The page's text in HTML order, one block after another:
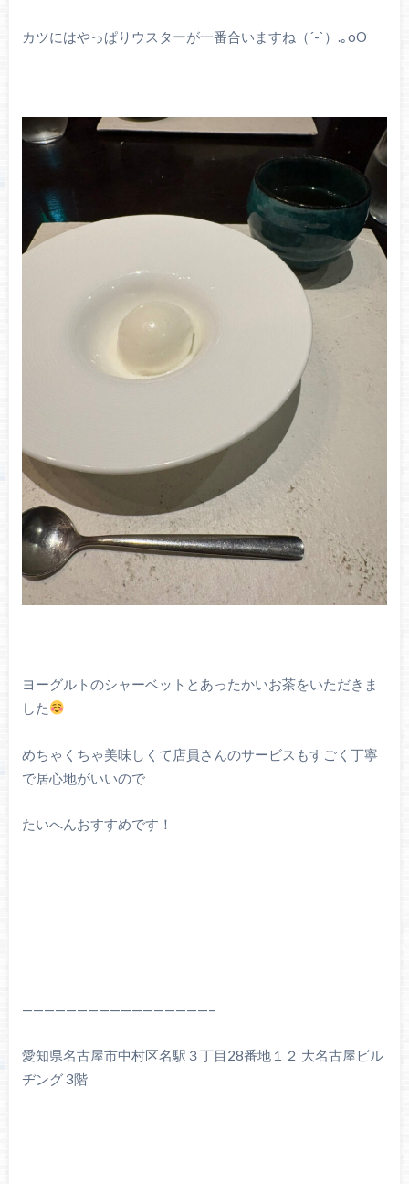
カツにはやっぱりウスターが一番合いますね（´-`）.｡oO
ヨーグルトのシャーベットとあったかいお茶をいただきま
した
めちゃくちゃ美味しくて店員さんのサービスもすごく丁寧
で居心地がいいので
たいへんおすすめです！
—————————————————–
愛知県名古屋市中村区名駅３丁目28番地１２ 大名古屋ビル
ヂング 3階